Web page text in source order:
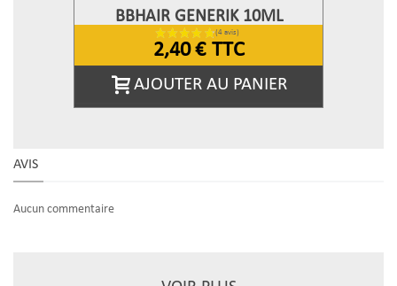
BBHAIR GENERIK 10ML
2,40 € TTC
AJOUTER AU PANIER
AVIS
Aucun commentaire